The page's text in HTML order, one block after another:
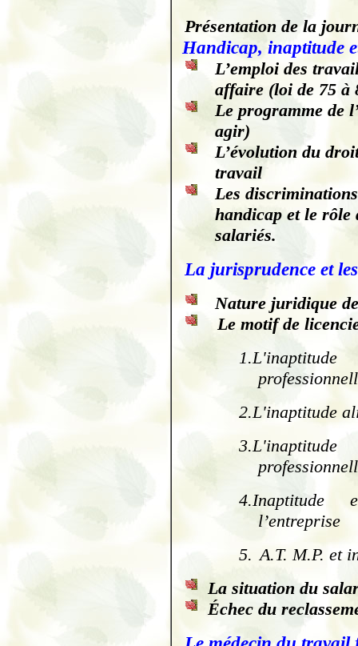
Présentation de la
Handicap, inaptitude
L’emploi des
affaire (loi de 75 à
Le programme de
agir)
L’évolution du
travail
Les
handicap et le rôle
salariés.
La jurisprudence et
Nature juridique
Le motif de
2.L'inaptitude
4.Inaptitude
l’entreprise
5. A.T. M.P. et
La situation du
Échec du